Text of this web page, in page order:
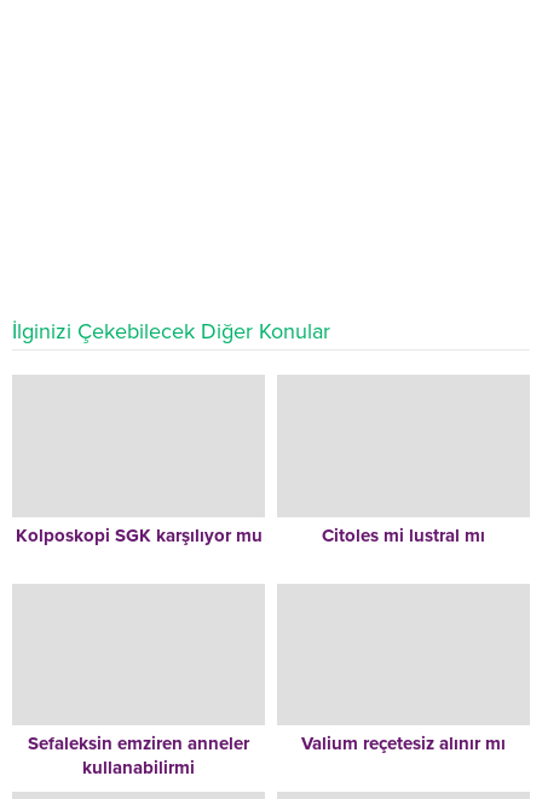
İlginizi Çekebilecek Diğer Konular
Kolposkopi SGK karşılıyor mu Citoles mi lustral mı
Sefaleksin emziren anneler
kullanabilirmi
Valium reçetesiz alınır mı